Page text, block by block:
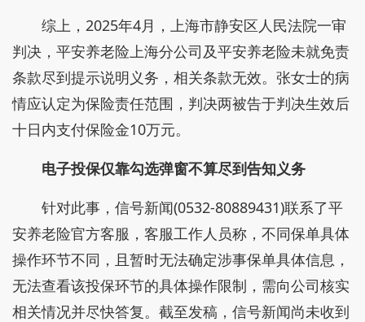
综上，2025年4月，上海市静安区人民法院一审
判决，平安养老险上海分公司及平安养老险未就免责
条款尽到提示说明义务，相关条款无效。张女士的病
情应认定为保险责任范围，判决两被告于判决生效后
十日内支付保险金10万元。
电子投保仅靠勾选弹窗不算尽到告知义务
针对此事，信号新闻(0532-80889431)联系了平
安养老险官方客服，客服工作人员称，不同保单具体
操作环节不同，且暂时无法确定涉事保单具体信息，
无法查看该投保环节的具体操作限制，需向公司核实
相关情况并尽快答复。截至发稿，信号新闻尚未收到